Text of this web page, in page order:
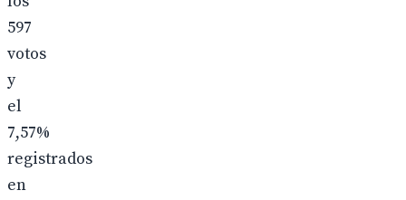
597
votos
y
el
7,57%
registrados
en